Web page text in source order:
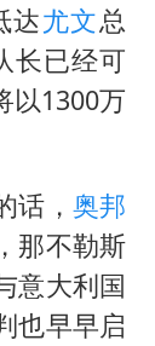
几元成本的AI广告导致千万市值蒸发
唐田赛前发布会上引用《孙子兵法》
台当局重金为“台独”织“皇帝新衣”
商场现钱学森巨幅海报 负责人回应
康中国
达尤文总
长已经可
以1300万
话， 奥邦
那不勒斯
意大利国
也早早启